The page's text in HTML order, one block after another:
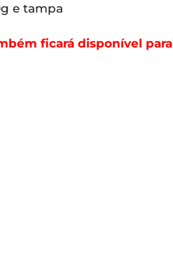
e tampa
ficará disponível para